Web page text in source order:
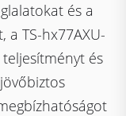
és a
a TS-hx77AXU-
és